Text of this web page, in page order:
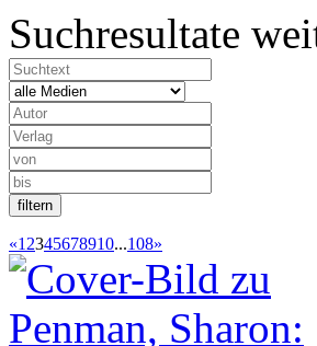
Suchresultate
«1 2345678910...108»